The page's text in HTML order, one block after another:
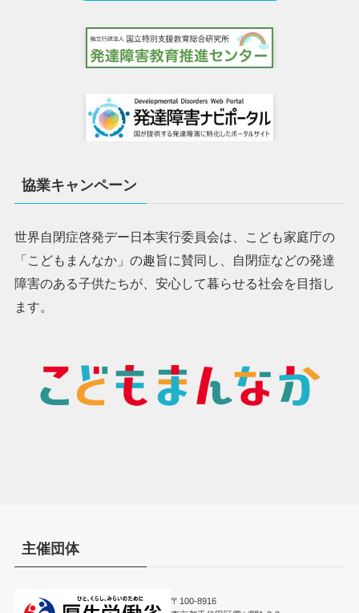
協業キャンペーン
世界自閉症啓発デー日本実行委員会は、こども家庭庁の
「こどもまんなか」の趣旨に賛同し、自閉症などの発達
障害のある子供たちが、安心して暮らせる社会を目指し
ます。
主催団体
〒100-8916